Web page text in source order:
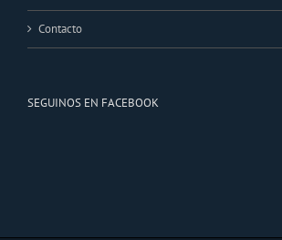
Contacto
SEGUINOS EN FACEBOOK